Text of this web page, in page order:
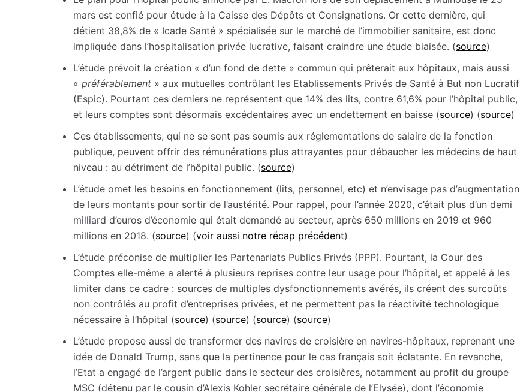
mars est confié pour étude à la Caisse des Dépôts et Consignations. Or cette dernière, qui
détient 38,8% de « Icade Santé » spécialisée sur le marché de l’immobilier sanitaire, est donc
impliquée dans l’hospitalisation privée lucrative, faisant craindre une étude biaisée. (source)
L’étude prévoit la création « d’un fond de dette » commun qui prêterait aux hôpitaux, mais aussi
« préférablement » aux mutuelles contrôlant les Etablissements Privés de Santé à But non Lucratif
(Espic). Pourtant ces derniers ne représentent que 14% des lits, contre 61,6% pour l’hôpital public,
et leurs comptes sont désormais excédentaires avec un endettement en baisse (source) (source)
Ces établissements, qui ne se sont pas soumis aux réglementations de salaire de la fonction
publique, peuvent offrir des rémunérations plus attrayantes pour débaucher les médecins de haut
niveau : au détriment de l’hôpital public. (source)
L’étude omet les besoins en fonctionnement (lits, personnel, etc) et n’envisage pas d’augmentation
de leurs montants pour sortir de l’austérité. Pour rappel, pour l’année 2020, c’était plus d’un demi
milliard d’euros d’économie qui était demandé au secteur, après 650 millions en 2019 et 960
millions en 2018. (source) (voir aussi notre récap précédent)
L’étude préconise de multiplier les Partenariats Publics Privés (PPP). Pourtant, la Cour des
Comptes elle-même a alerté à plusieurs reprises contre leur usage pour l’hôpital, et appelé à les
limiter dans ce cadre : sources de multiples dysfonctionnements avérés, ils créent des surcoûts
non contrôlés au profit d’entreprises privées, et ne permettent pas la réactivité technologique
nécessaire à l’hôpital (source) (source) (source) (source)
L’étude propose aussi de transformer des navires de croisière en navires-hôpitaux, reprenant une
idée de Donald Trump, sans que la pertinence pour le cas français soit éclatante. En revanche,
l’Etat a engagé de l’argent public dans le secteur des croisières, notamment au profit du groupe
MSC (détenu par le cousin d’Alexis Kohler secrétaire générale de l’Elysée), dont l’économie